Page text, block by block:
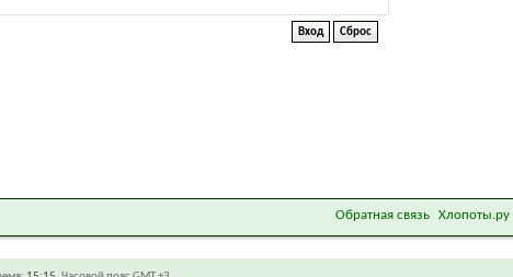
Обратная связь Хлопоты.ру